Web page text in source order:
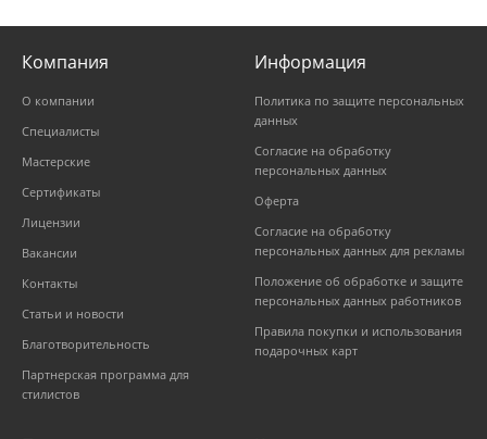
Компания
О компании
Специалисты
Мастерские
Сертификаты
Лицензии
Вакансии
Контакты
Статьи и новости
Благотворительность
Партнерская программа для
стилистов
Информация
Политика по защите персональных
данных
Согласие на обработку
персональных данных
Оферта
Согласие на обработку
персональных данных для рекламы
Положение об обработке и защите
персональных данных работников
Правила покупки и использования
подарочных карт